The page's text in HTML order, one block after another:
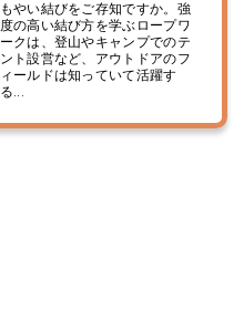
もやい結びをご存知ですか。強
度の高い結び方を学ぶロープワ
ークは、登山やキャンプでのテ
ント設営など、アウトドアのフ
ィールドは知っていて活躍す
る...